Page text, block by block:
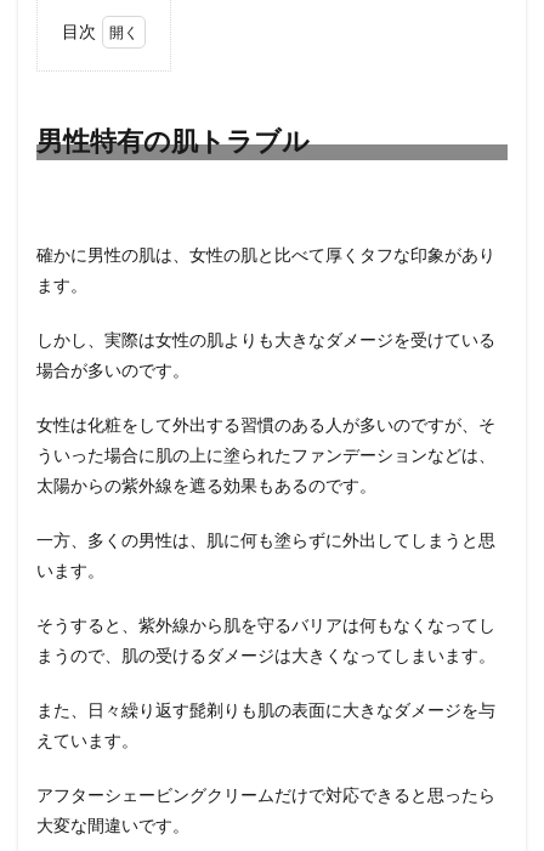
目次
の肌
トラ
にス
キン
要な
理由
男性
の肌
老化
につ
男性
紫外
線ケ
アが
男性
キン
ケア
は短
男性特有の肌トラブル
確かに男性の肌は、女性の肌と比べて厚くタフな印象があり
ます。
しかし、実際は女性の肌よりも大きなダメージを受けている
場合が多いのです。
女性は化粧をして外出する習慣のある人が多いのですが、そ
ういった場合に肌の上に塗られたファンデーションなどは、
太陽からの紫外線を遮る効果もあるのです。
一方、多くの男性は、肌に何も塗らずに外出してしまうと思
います。
そうすると、紫外線から肌を守るバリアは何もなくなってし
まうので、肌の受けるダメージは大きくなってしまいます。
また、日々繰り返す髭剃りも肌の表面に大きなダメージを与
えています。
アフターシェービングクリームだけで対応できると思ったら
大変な間違いです。